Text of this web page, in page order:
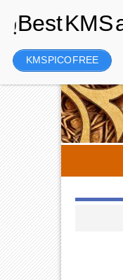
KMS PICO FREE